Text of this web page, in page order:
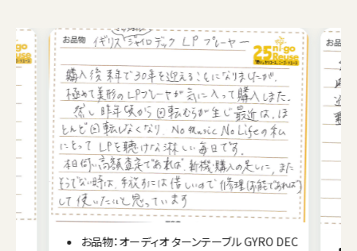
お品物：オーディオ ターンテーブル GYRO DEC